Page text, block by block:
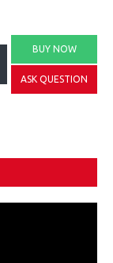
BUY NOW
ASK QUESTION